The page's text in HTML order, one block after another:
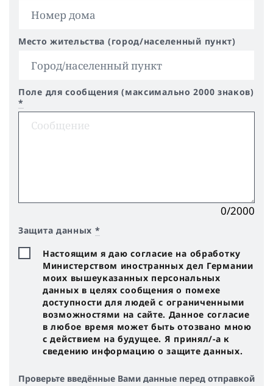
Место жительства (город/населенный пункт)
Поле для сообщения (максимально 2000 знаков)
*
0/2000
Защита данных *
Настоящим я даю согласие на обработку
Министерством иностранных дел Германии
моих вышеуказанных персональных
данных в целях сообщения о помехе
доступности для людей с ограниченными
возможностями на сайте. Данное согласие
в любое время может быть отозвано мною
с действием на будущее. Я принял/-a к
сведению информацию о защите данных.
Проверьте введённые Вами данные перед отправкой